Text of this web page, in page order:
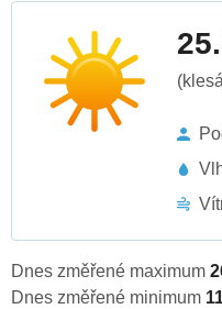
Dnes změřené maximum
Dnes změřené minimum